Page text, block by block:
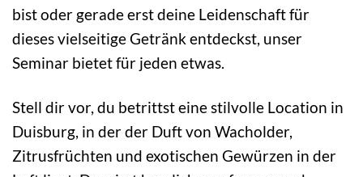
bist oder gerade erst deine Leidenschaft für
dieses vielseitige Getränk entdeckst, unser
Seminar bietet für jeden etwas.
Stell dir vor, du betrittst eine stilvolle Location in
Duisburg, in der der Duft von Wacholder,
Zitrusfrüchten und exotischen Gewürzen in der